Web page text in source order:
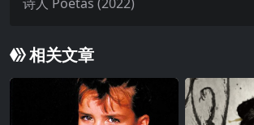
相关文章